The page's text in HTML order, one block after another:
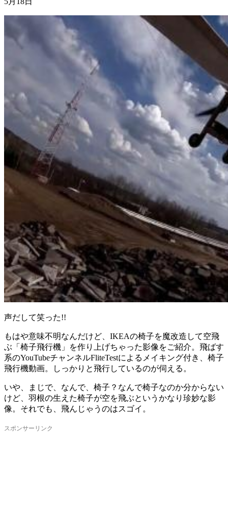
声だして笑った!!
もはや意味不明なんだけど、IKEAの椅子を魔改造して空飛
ぶ「椅子飛行機」を作り上げちゃった影像をご紹介。飛ばす
系のYouTubeチャンネルFliteTestによるメイキング付き、椅子
飛行機動画。しっかりと飛行しているのが伺える。
いや、まじで、なんで、椅子？なんで椅子なのか分からない
けど、羽根の生えた椅子が空を飛ぶというかなり珍妙な影
像。それでも、飛んじゃうのはスゴイ。